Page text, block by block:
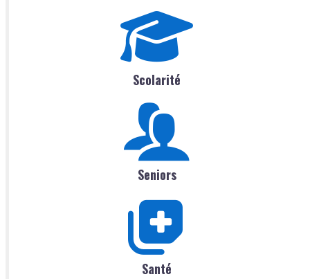
Scolarité
Seniors
Santé